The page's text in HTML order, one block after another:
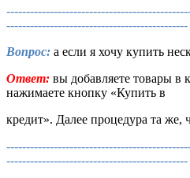
----------------------------------------------
Вопрос: а если я хочу купить
Ответ: вы добавляете товары в
нажимаете кнопку «Купить в
кредит». Далее процедура та же,
----------------------------------------------